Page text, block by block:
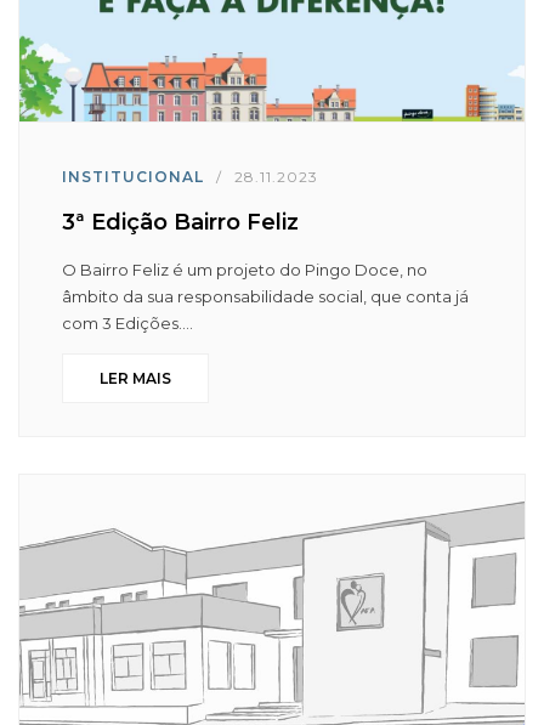
INSTITUCIONAL / 28.11.2023
3ª Edição Bairro Feliz
O Bairro Feliz é um projeto do Pingo Doce, no
âmbito da sua responsabilidade social, que conta já
com 3 Edições....
LER MAIS